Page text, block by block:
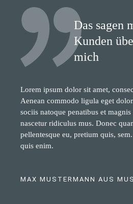
Das sagen
Kunden
mich
Lorem ipsum dolor sit amet,
Aenean commodo ligula eget
sociis natoque penatibus et
nascetur ridiculus mus. Donec
pellentesque eu, pretium quis,
quis enim.
MAX MUSTERMANN AUS